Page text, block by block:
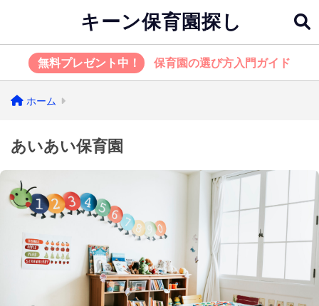
キーン保育園探し
無料プレゼント中！ 保育園の選び方入門ガイド
ホーム
あいあい保育園